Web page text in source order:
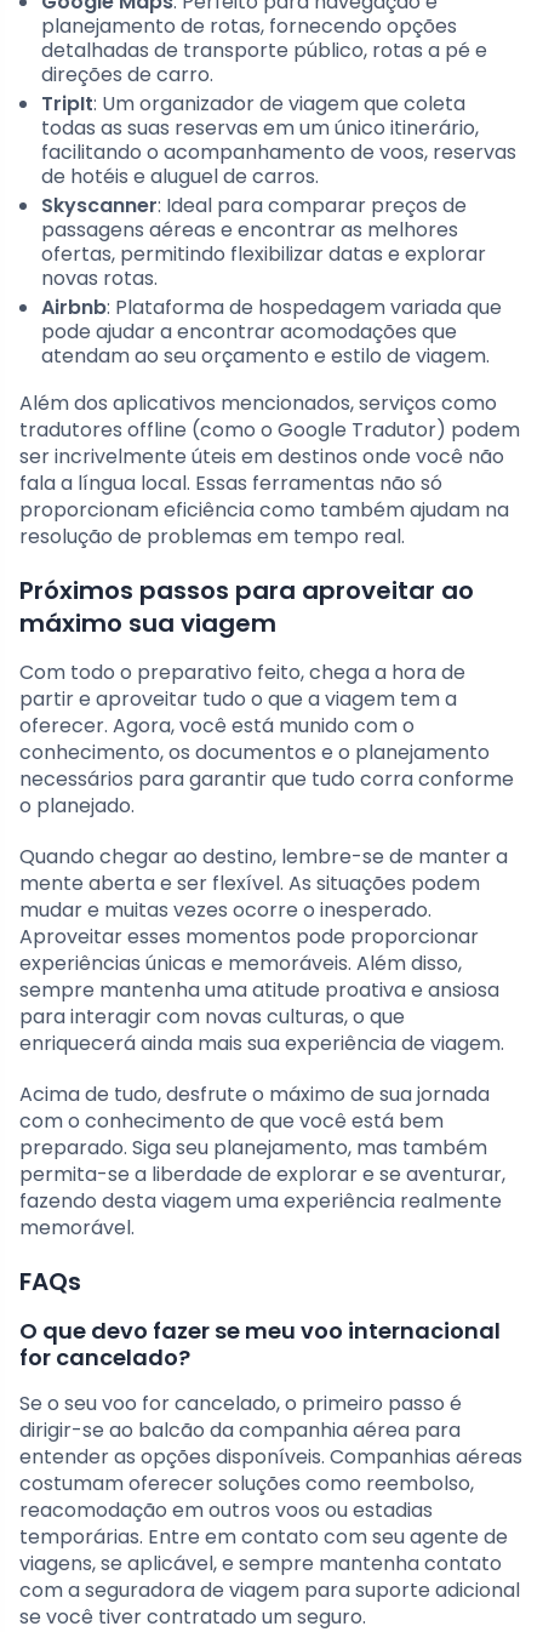
planejamento de rotas, fornecendo opções
detalhadas de transporte público, rotas a pé e
direções de carro.
TripIt: Um organizador de viagem que coleta
todas as suas reservas em um único itinerário,
facilitando o acompanhamento de voos, reservas
de hotéis e aluguel de carros.
Skyscanner: Ideal para comparar preços de
passagens aéreas e encontrar as melhores
ofertas, permitindo flexibilizar datas e explorar
novas rotas.
Airbnb: Plataforma de hospedagem variada que
pode ajudar a encontrar acomodações que
atendam ao seu orçamento e estilo de viagem.
Além dos aplicativos mencionados, serviços como
tradutores offline (como o Google Tradutor) podem
ser incrivelmente úteis em destinos onde você não
fala a língua local. Essas ferramentas não só
proporcionam eficiência como também ajudam na
resolução de problemas em tempo real.
Próximos passos para aproveitar ao
máximo sua viagem
Com todo o preparativo feito, chega a hora de
partir e aproveitar tudo o que a viagem tem a
oferecer. Agora, você está munido com o
conhecimento, os documentos e o planejamento
necessários para garantir que tudo corra conforme
o planejado.
Quando chegar ao destino, lembre-se de manter a
mente aberta e ser flexível. As situações podem
mudar e muitas vezes ocorre o inesperado.
Aproveitar esses momentos pode proporcionar
experiências únicas e memoráveis. Além disso,
sempre mantenha uma atitude proativa e ansiosa
para interagir com novas culturas, o que
enriquecerá ainda mais sua experiência de viagem.
Acima de tudo, desfrute o máximo de sua jornada
com o conhecimento de que você está bem
preparado. Siga seu planejamento, mas também
permita-se a liberdade de explorar e se aventurar,
fazendo desta viagem uma experiência realmente
memorável.
FAQs
O que devo fazer se meu voo internacional
for cancelado?
Se o seu voo for cancelado, o primeiro passo é
dirigir-se ao balcão da companhia aérea para
entender as opções disponíveis. Companhias aéreas
costumam oferecer soluções como reembolso,
reacomodação em outros voos ou estadias
temporárias. Entre em contato com seu agente de
viagens, se aplicável, e sempre mantenha contato
com a seguradora de viagem para suporte adicional
se você tiver contratado um seguro.